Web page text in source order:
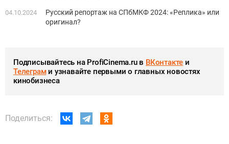
04.10.2024
Русский репортаж на СПбМКФ 2024: «Реплика» или
оригинал?
Подписывайтесь на ProfiCinema.ru в ВКонтакте и
Телеграми узнавайте первыми о главных новостях
кинобизнеса
Поделиться: